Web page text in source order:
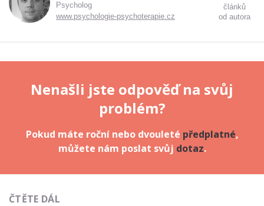
Psycholog
www.psychologie-psychoterapie.cz
článků
od autora
Nenašli jste odpověď na svůj
problém?
Pokud máte roční nebo dvouleté předplatné,
můžete nám poslat svůj dotaz.
ČTĚTE DÁL